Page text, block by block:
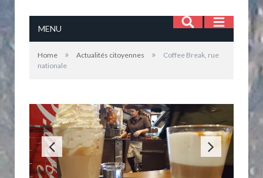
MENU
Home » Actualités citoyennes »
Coffee Break, rue
nationale